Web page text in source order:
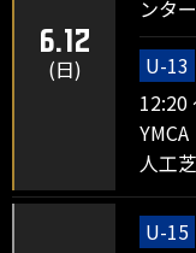
6.12
(日)
ンタ
U-13
12:20
人工
U-15